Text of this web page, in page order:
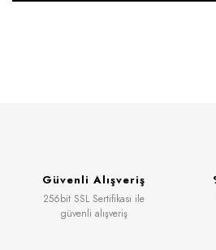
Güvenli Alışveriş
256bit SSL Sertifikası ile
güvenli alışveriş